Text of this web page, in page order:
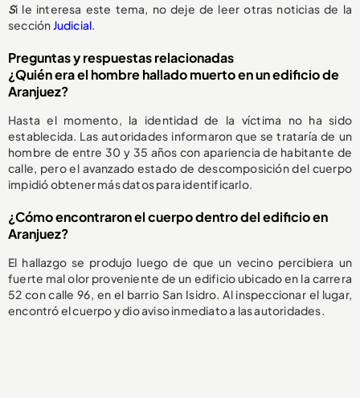
Si le interesa este tema, no deje de leer otras noticias de la
secciónJudicial.
Preguntas y respuestas relacionadas
¿Quién era el hombre hallado muerto en un edificio de
Aranjuez?
Hasta el momento, la identidad de la víctima no ha sido
establecida. Las autoridades informaron que se trataría de un
hombre de entre 30 y 35 años con apariencia de habitante de
calle, pero el avanzado estado de descomposición del cuerpo
impidió obtener más datos para identificarlo.
¿Cómo encontraron el cuerpo dentro del edificio en
Aranjuez?
El hallazgo se produjo luego de que un vecino percibiera un
fuerte mal olor proveniente de un edificio ubicado en la carrera
52 con calle 96, en el barrio San Isidro. Al inspeccionar el lugar,
encontró el cuerpo y dio aviso inmediato a las autoridades.